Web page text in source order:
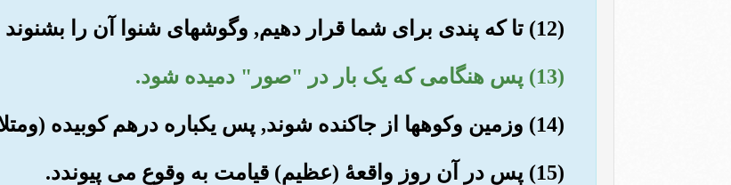
(12) تا که پندی برای شما قرار دهیم, وگوشهای شنوا آن را بشنوند و به یاد بسپارند.
(13) پس هنگامی که یک بار در "صور" دمیده شود.
(14) وزمین وکوهها از جاکنده شوند, پس یکباره درهم کوبیده (ومتلاشی) شوند.
(15) پس در آن روز واقعۀ (عظیم) قیامت به وقوع می پیوندد.